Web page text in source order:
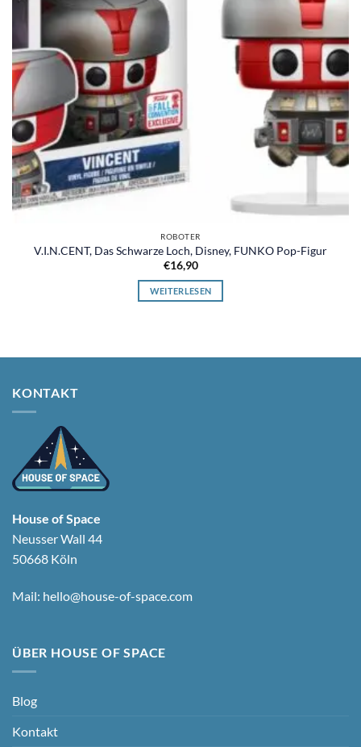
ROBOTER
V.I.N.CENT, Das Schwarze Loch, Disney, FUNKO Pop-Figur
€16,90
WEITERLESEN
KONTAKT
House of Space
Neusser Wall 44
50668 Köln
Mail: hello@house-of-space.com
ÜBER HOUSE OF SPACE
Blog
Kontakt